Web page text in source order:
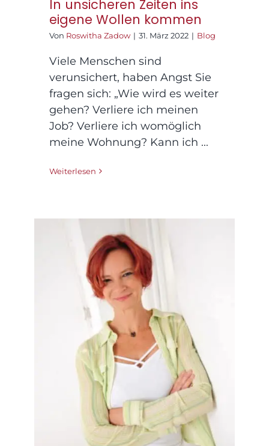
In unsicheren Zeiten ins
eigene Wollen kommen
Von Roswitha Zadow | 31. März 2022 | Blog
Viele Menschen sind
verunsichert, haben Angst Sie
fragen sich: „Wie wird es weiter
gehen? Verliere ich meinen
Job? Verliere ich womöglich
meine Wohnung? Kann ich ...
Weiterlesen
Psychotherapie
anders